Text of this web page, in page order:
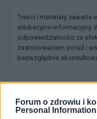
Forum o zdrowiu i
Personal Information
Treści i materiały zawarte
edukacyjno-informacyjny.
odpowiedzialności za
zastosowaniem porad i
bezwzględnie
POWIĄZANE